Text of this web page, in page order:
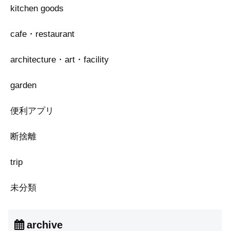
kitchen goods
cafe・restaurant
architecture・art・facility
garden
便利アプリ
断捨離
trip
未分類
archive